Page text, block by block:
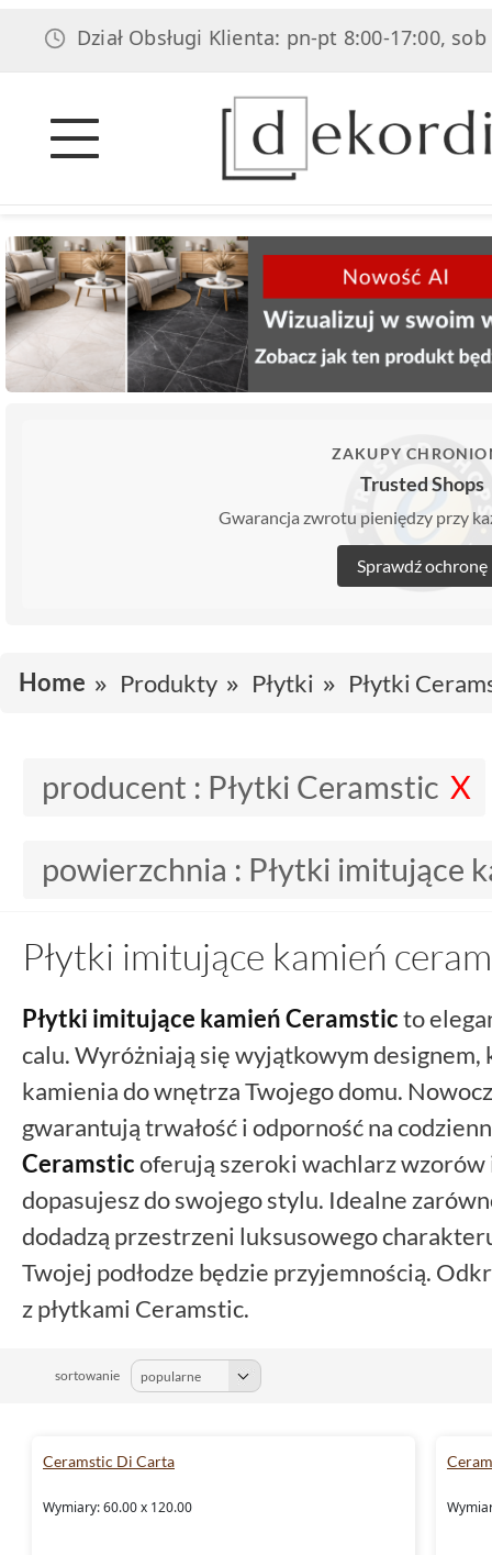
Dział Obsługi Klienta: pn-pt 8:00-17:00, sob 8:00-
ZAKUPY
Trusted Shops
Gwarancja zwrotu pieniędzy przy
Sprawdź ochronę
Home Produkty Płytki Płytki
producent : Płytki Ceramstic
powierzchnia : Płytki imitujące
Płytki imitujące kamień
Płytki imitujące kamieńCeramsticto
calu. Wyróżniają się wyjątkowym
kamienia do wnętrza Twojego domu.
gwarantują trwałość i odporność na
Ceramsticoferują szeroki wachlarz wzorów
dopasujesz do swojego stylu. Idealne
dodadzą przestrzeni luksusowego
Twojej podłodze będzie przyjemnością.
z płytkami Ceramstic.
sortowanie
Ceramstic Di Carta
Wymiary: 60.00 x 120.00